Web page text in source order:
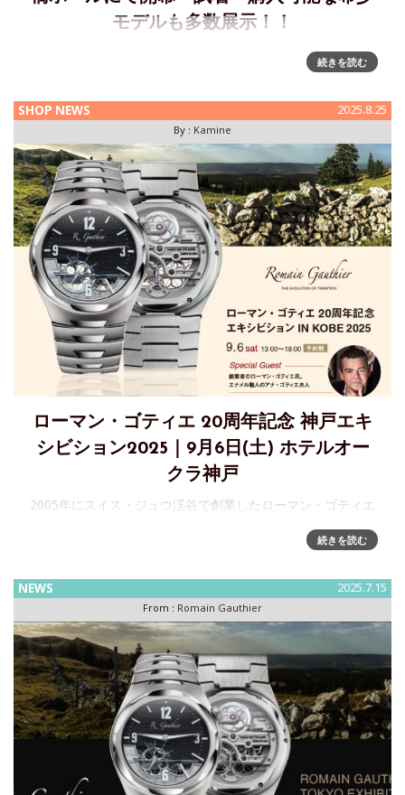
モデルも多数展示！！
ローマン・ゴティエ創業20周年となるメモリアル・イヤーの
今年、東京で開かれる3日間の「ローマン・ゴティエ Tokyo
にその幕を開ける。話を聞く限り、これがヤバイことになっ
て
続きを読む
SHOP NEWS 2025.8.25
By : Kamine
ローマン・ゴティエ 20周年記念 神戸エキ
シビション2025｜9月6日(土) ホテルオー
クラ神戸
2005年にスイス・ジュウ渓谷で創業したローマン・ゴティエ
す。これを記念して、「ローマン・ゴティエ 20周年記念 神戸
エ
続きを読む
NEWS 2025.7.15
From : Romain Gauthier